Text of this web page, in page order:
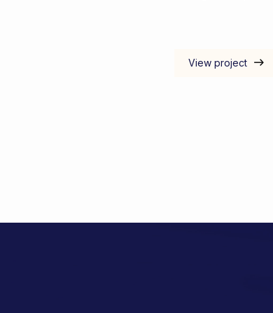
View project